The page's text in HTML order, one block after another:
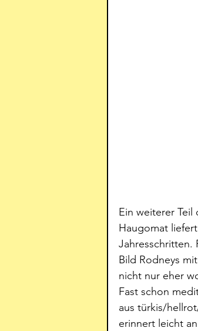
Ein weiterer Teil
Haugomat
Jahresschritten.
Bild Rodneys
nicht nur eher
Fast schon
aus türkis/
erinnert leicht an